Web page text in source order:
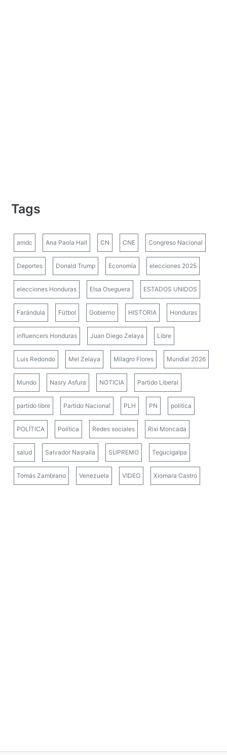
Tags
amdc Ana Paola Hall CN CNE Congreso Nacional
Deportes Donald Trump Economía elecciones 2025
elecciones Honduras Elsa Oseguera ESTADOS UNIDOS
Farándula Fútbol Gobierno HISTORIA Honduras
influencers Honduras Juan Diego Zelaya Libre
Luis Redondo Mel Zelaya Milagro Flores Mundial 2026
Mundo Nasry Asfura NOTICIA Partido Liberal
partido libre Partido Nacional PLH PN politica
POLÍTICA Política Redes sociales Rixi Moncada
salud Salvador Nasralla SUPREMO Tegucigalpa
Tomás Zambrano Venezuela VIDEO Xiomara Castro